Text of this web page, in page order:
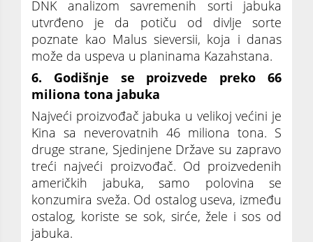
DNK analizom savremenih sorti jabuka
utvrđeno je da potiču od divlje sorte
poznate kao Malus sieversii, koja i danas
može da uspeva u planinama Kazahstana.
6. Godišnje se proizvede preko 66
miliona tona jabuka
Najveći proizvođač jabuka u velikoj većini je
Kina sa neverovatnih 46 miliona tona. S
druge strane, Sjedinjene Države su zapravo
treći najveći proizvođač. Od proizvedenih
američkih jabuka, samo polovina se
konzumira sveža. Od ostalog useva, između
ostalog, koriste se sok, sirće, žele i sos od
jabuka.